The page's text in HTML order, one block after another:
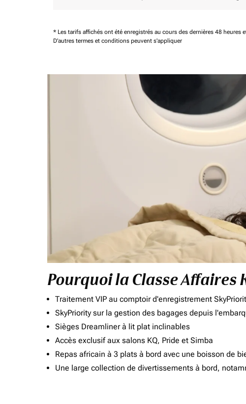
* Les tarifs affichés ont été enregistrés au cours des dernières 48
D'autres termes et conditions peuvent s'appliquer
Pourquoi la Classe Affaires
Traitement VIP au comptoir d'enregistrement
SkyPriority sur la gestion des bagages depuis
Sièges Dreamliner à lit plat inclinables
Accès exclusif aux salons KQ, Pride et Simba
Repas africain à 3 plats à bord avec une boisson de
Une large collection de divertissements à bord,